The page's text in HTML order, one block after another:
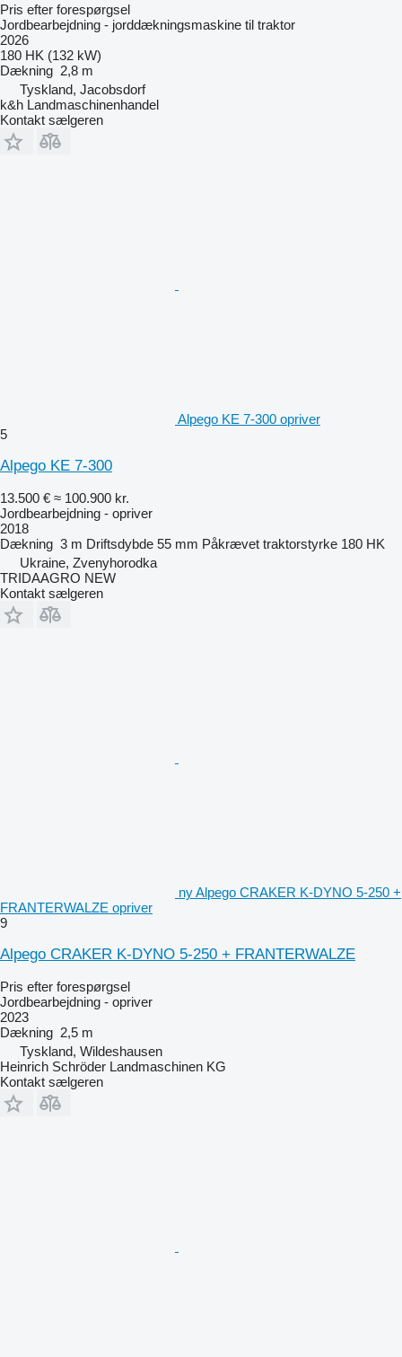
Pris efter forespørgsel
Jordbearbejdning - jorddækningsmaskine til traktor
2026
180 HK (132 kW)
Dækning 2,8 m
Tyskland, Jacobsdorf
k&h Landmaschinenhandel
Kontakt sælgeren
Alpego KE 7-300 opriver
5
Alpego KE 7-300
13.500 € ≈ 100.900 kr.
Jordbearbejdning - opriver
2018
Dækning 3 m Driftsdybde 55 mm Påkrævet traktorstyrke 180 HK
Ukraine, Zvenyhorodka
TRIDAAGRO NEW
Kontakt sælgeren
ny Alpego CRAKER K-DYNO 5-250 +
FRANTERWALZE opriver
9
Alpego CRAKER K-DYNO 5-250 + FRANTERWALZE
Pris efter forespørgsel
Jordbearbejdning - opriver
2023
Dækning 2,5 m
Tyskland, Wildeshausen
Heinrich Schröder Landmaschinen KG
Kontakt sælgeren